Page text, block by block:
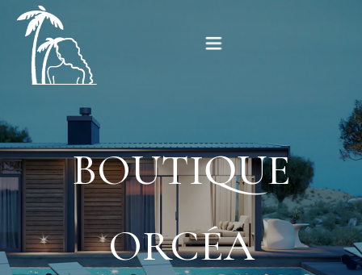
À propos
Location
Spa
Galerie
BOUTIQUE
ORCÉA